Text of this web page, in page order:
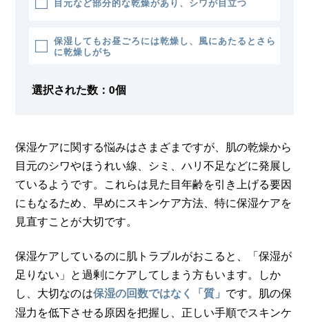
保湿してもお昼ごろには乾燥し、風にあたるとさら
に乾燥しがち
選択された数： 0個
保湿ケアに関する悩みはさまざまですが、肌の乾燥から
目元のシワやほうれい線、シミ、ハリ不足などに発展し
ているようです。これらは見た目年齢を引き上げる要因
にもなるため、早めにスキンケア方法、特に保湿ケアを
見直すことが大切です。
保湿ケアしているのに肌トラブルがおこると、「保湿が
足りない」と過剰にケアしてしまう方もいます。しか
し、大切なのは保湿の回数ではなく「質」 です。肌の保
湿力を低下させる原因を把握し、正しい手順でスキンケ